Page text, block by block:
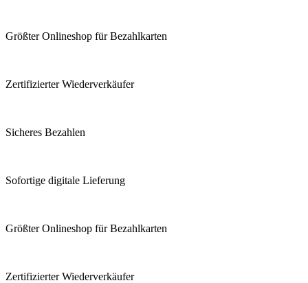
Größter Onlineshop für Bezahlkarten
Zertifizierter Wiederverkäufer
Sicheres Bezahlen
Sofortige digitale Lieferung
Größter Onlineshop für Bezahlkarten
Zertifizierter Wiederverkäufer